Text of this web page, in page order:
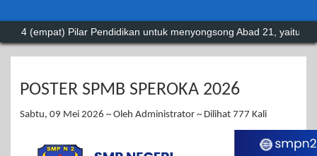
Pilar Pendidikan untuk menyongsong Abad 21, yaitu: 1.
POSTER SPMB SPEROKA 2026
Sabtu, 09 Mei 2026 ~ Oleh Administrator ~ Dilihat 777 Kali